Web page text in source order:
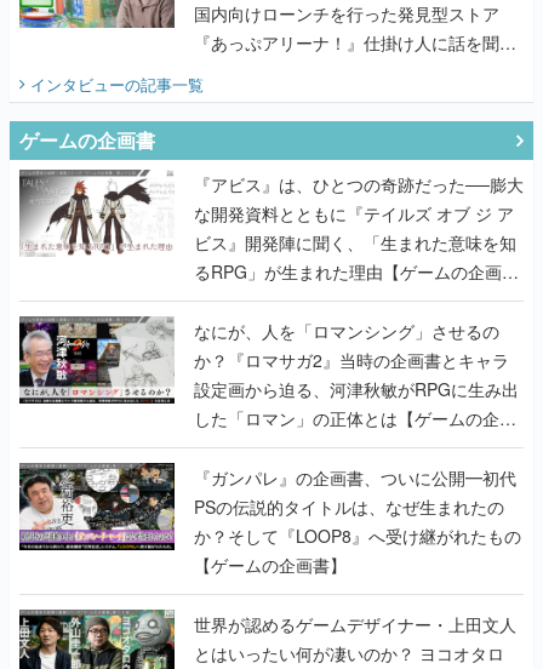
国内向けローンチを行った発見型ストア
『あっぷアリーナ！』仕掛け人に話を聞い
てみた
インタビューの記事一覧
ゲームの企画書
『アビス』は、ひとつの奇跡だった──膨大
な開発資料とともに『テイルズ オブ ジ ア
ビス』開発陣に聞く、「生まれた意味を知
るRPG」が生まれた理由【ゲームの企画
書】
なにが、人を「ロマンシング」させるの
か？『ロマサガ2』当時の企画書とキャラ
設定画から迫る、河津秋敏がRPGに生み出
した「ロマン」の正体とは【ゲームの企画
書】
『ガンパレ』の企画書、ついに公開━初代
PSの伝説的タイトルは、なぜ生まれたの
か？そして『LOOP8』へ受け継がれたもの
【ゲームの企画書】
世界が認めるゲームデザイナー・上田文人
とはいったい何が凄いのか？ ヨコオタロ